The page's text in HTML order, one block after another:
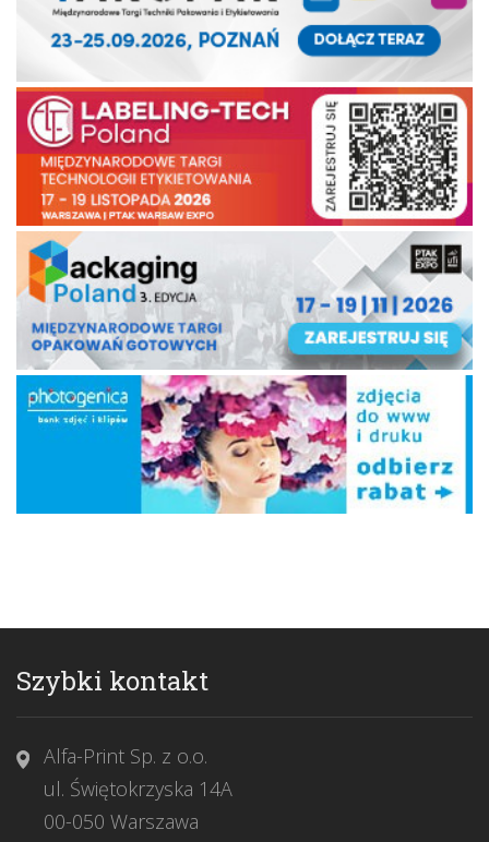
Szybki kontakt
Alfa-Print Sp. z o.o.
ul. Świętokrzyska 14A
00-050 Warszawa